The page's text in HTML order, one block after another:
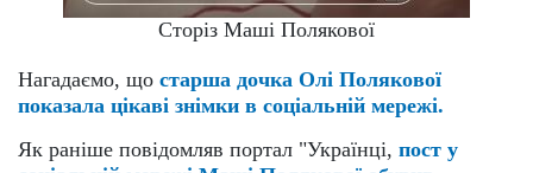
Сторіз Маші Полякової
Нагадаємо, що старша дочка Олі Полякової
показала цікаві знімки в соціальній мережі.
Як раніше повідомляв портал "Українці, пост у